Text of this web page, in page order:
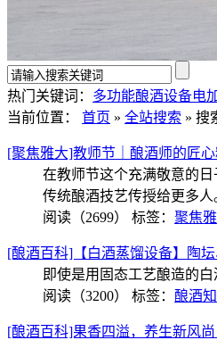
热门关键词： 多功能酿酒设备电
当前位置：
首页 » 全站搜索 » 搜
[聚焦雅大]教师节｜酿酒师的匠
在教师节这个充满敬意的
传统酿酒技艺传授给更多人
阅读（2699） 标签： 聚焦
[酿酒百科]【白酒蒸馏设备】陶
即使是用固态工艺酿造的
阅读（3200） 标签： 酿酒
[酿酒百科]果香四溢，养生新风